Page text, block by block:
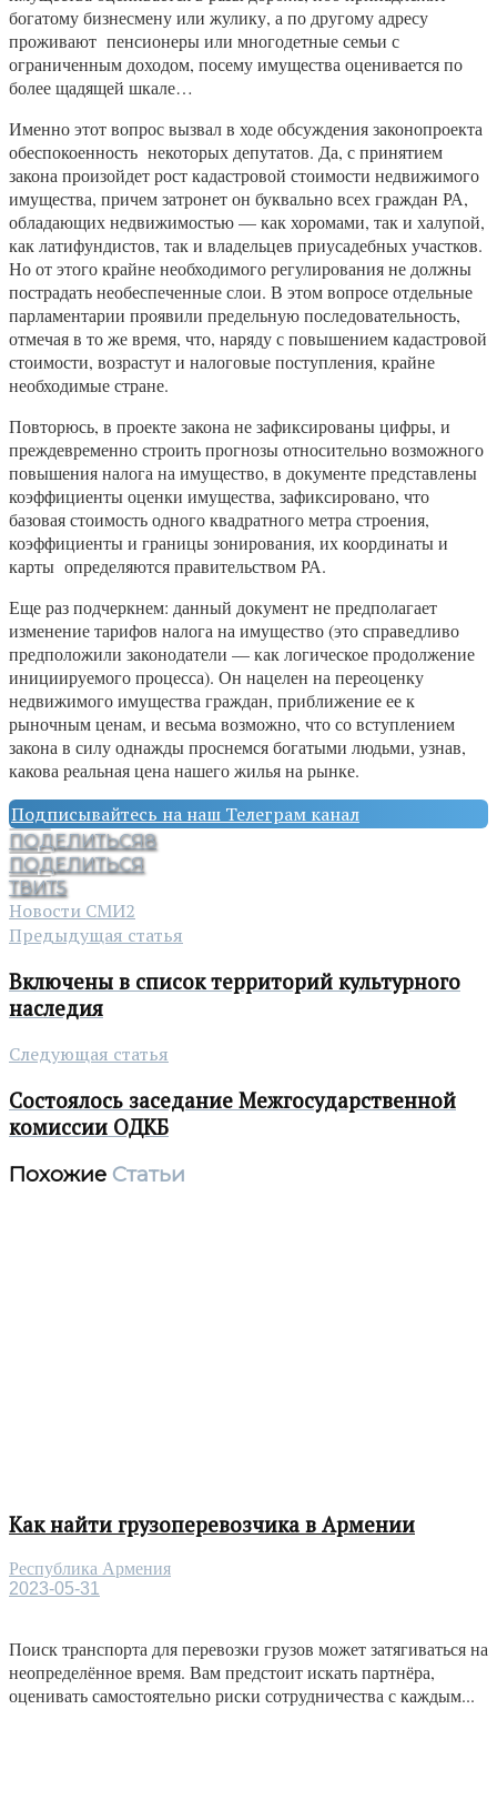
богатому бизнесмену или жулику, а по другому адресу
проживают пенсионеры или многодетные семьи с
ограниченным доходом, посему имущества оценивается по
более щадящей шкале…
Именно этот вопрос вызвал в ходе обсуждения законопроекта
обеспокоенность некоторых депутатов. Да, с принятием
закона произойдет рост кадастровой стоимости недвижимого
имущества, причем затронет он буквально всех граждан РА,
обладающих недвижимостью — как хоромами, так и халупой,
как латифундистов, так и владельцев приусадебных участков.
Но от этого крайне необходимого регулирования не должны
пострадать необеспеченные слои. В этом вопросе отдельные
парламентарии проявили предельную последовательность,
отмечая в то же время, что, наряду с повышением кадастровой
стоимости, возрастут и налоговые поступления, крайне
необходимые стране.
Повторюсь, в проекте закона не зафиксированы цифры, и
преждевременно строить прогнозы относительно возможного
повышения налога на имущество, в документе представлены
коэффициенты оценки имущества, зафиксировано, что
базовая стоимость одного квадратного метра строения,
коэффициенты и границы зонирования, их координаты и
карты определяются правительством РА.
Еще раз подчеркнем: данный документ не предполагает
изменение тарифов налога на имущество (это справедливо
предположили законодатели — как логическое продолжение
инициируемого процесса). Он нацелен на переоценку
недвижимого имущества граждан, приближение ее к
рыночным ценам, и весьма возможно, что со вступлением
закона в силу однажды проснемся богатыми людьми, узнав,
какова реальная цена нашего жилья на рынке.
Подписывайтесь на наш Телеграм канал
ПОДЕЛИТЬСЯ8
ПОДЕЛИТЬСЯ
ТВИТ5
Новости СМИ2
Предыдущая статья
Включены в список территорий культурного
наследия
Следующая статья
Состоялось заседание Межгосударственной
комиссии ОДКБ
Похожие Статьи
Как найти грузоперевозчика в Армении
Республика Армения
2023-05-31
Поиск транспорта для перевозки грузов может затягиваться на
неопределённое время. Вам предстоит искать партнёра,
оценивать самостоятельно риски сотрудничества с каждым...